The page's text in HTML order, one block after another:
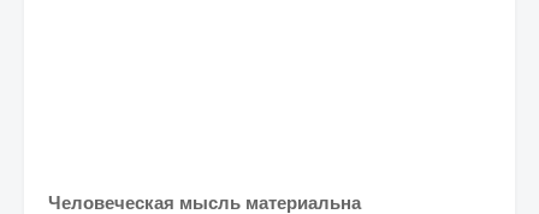
Человеческая мысль материальна